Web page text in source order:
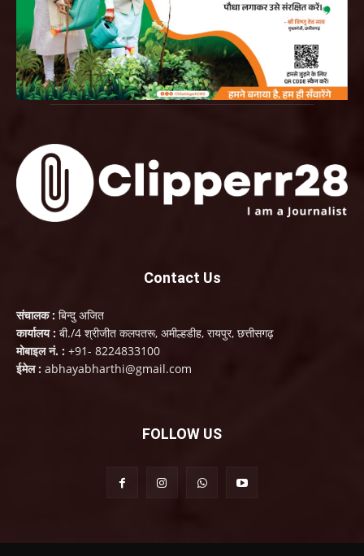
Contact Us
संचालक : बिन्दु अजित
कार्यालय : बी./4 श्रीजीत कलपतरू, अमील्हडीह, रायपुर, छत्तीसगढ़
मोबाइल नं. : +91- 8224833100
ईमेल : abhayabharthi@gmail.com
FOLLOW US